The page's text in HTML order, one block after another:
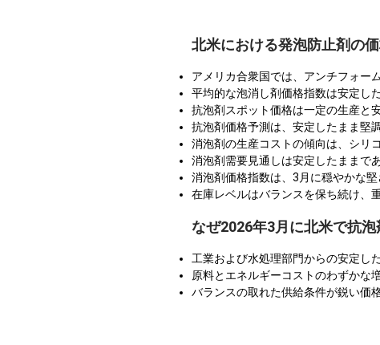
北米における発泡防止剤の
アメリカ合衆国では、アンチフォー
平均的な泡消し剤価格指数は安定し
抗泡剤スポット価格は一定の生産と
抗泡剤価格予測は、安定したまま堅
消泡剤の生産コストの傾向は、シリ
消泡剤需要見通しは安定したままで
消泡剤価格指数は、3月に穏やかな
在庫レベルはバランスを保ち続け、
なぜ2026年3月に北米で抗
工業および水処理部門からの安定し
原料とエネルギーコストのわずかな
バランスの取れた供給条件が鋭い価